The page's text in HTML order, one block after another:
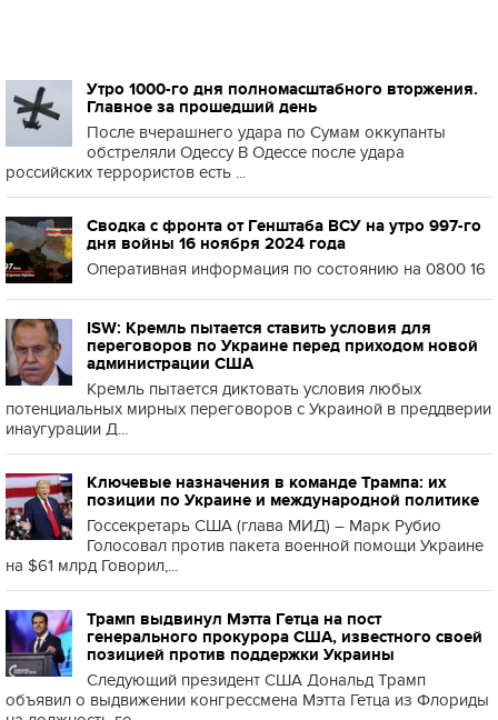
Утро 1000-го дня полномасштабного вторжения.
Главное за прошедший день
После вчерашнего удара по Сумам оккупанты
обстреляли Одессу В Одессе после удара
российских террористов есть ...
Сводка с фронта от Генштаба ВСУ на утро 997-го
дня войны 16 ноября 2024 года
Оперативная информация по состоянию на 0800 16
ISW: Кремль пытается ставить условия для
переговоров по Украине перед приходом новой
администрации США
Кремль пытается диктовать условия любых
потенциальных мирных переговоров с Украиной в преддверии
инаугурации Д...
Ключевые назначения в команде Трампа: их
позиции по Украине и международной политике
Госсекретарь США (глава МИД) – Марк Рубио
Голосовал против пакета военной помощи Украине
на $61 млрд Говорил,...
Трамп выдвинул Мэтта Гетца на пост
генерального прокурора США, известного своей
позицией против поддержки Украины
Следующий президент США Дональд Трамп
объявил о выдвижении конгрессмена Мэтта Гетца из Флориды